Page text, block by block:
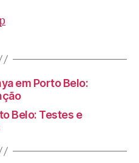
em Porto Belo:
Belo: Testes e